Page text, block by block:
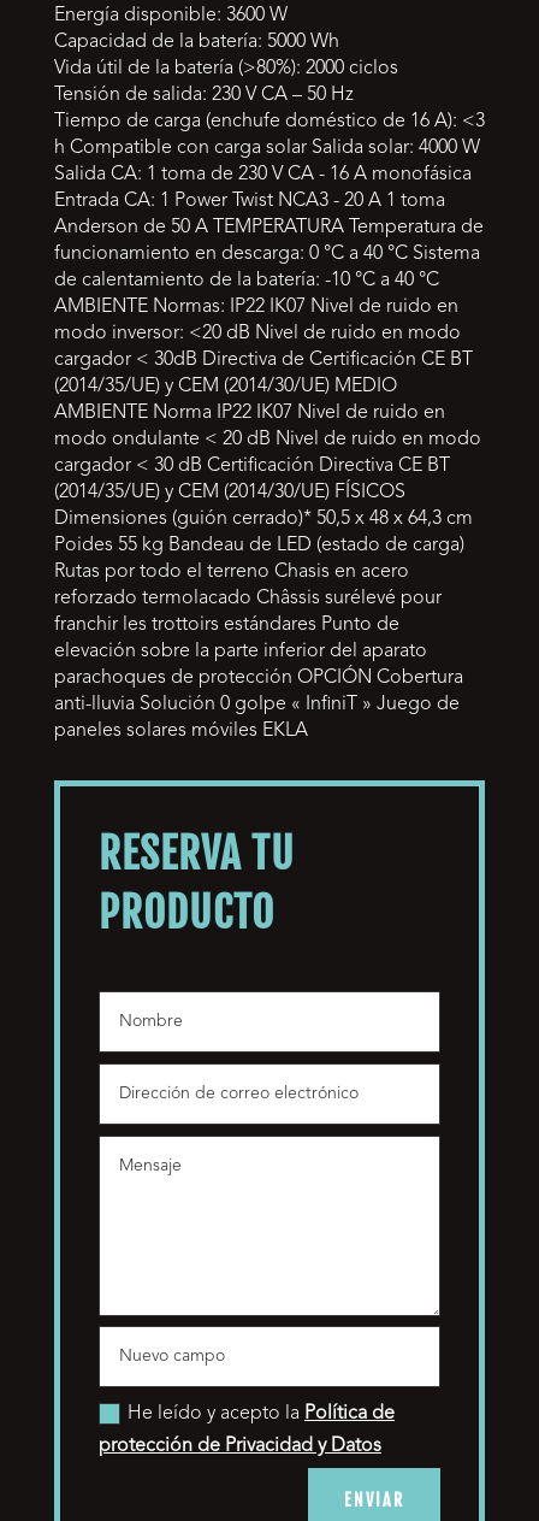
Energía disponible: 3600 W
Capacidad de la batería: 5000 Wh
Vida útil de la batería (>80%): 2000 ciclos
Tensión de salida: 230 V CA – 50 Hz
Tiempo de carga (enchufe doméstico de 16 A): <3
h Compatible con carga solar Salida solar: 4000 W
Salida CA: 1 toma de 230 V CA - 16 A monofásica
Entrada CA: 1 Power Twist NCA3 - 20 A 1 toma
Anderson de 50 A TEMPERATURA Temperatura de
funcionamiento en descarga: 0 °C a 40 °C Sistema
de calentamiento de la batería: -10 °C a 40 °C
AMBIENTE Normas: IP22 IK07 Nivel de ruido en
modo inversor: <20 dB Nivel de ruido en modo
cargador < 30dB Directiva de Certificación CE BT
(2014/35/UE) y CEM (2014/30/UE) MEDIO
AMBIENTE Norma IP22 IK07 Nivel de ruido en
modo ondulante < 20 dB Nivel de ruido en modo
cargador < 30 dB Certificación Directiva CE BT
(2014/35/UE) y CEM (2014/30/UE) FÍSICOS
Dimensiones (guión cerrado)* 50,5 x 48 x 64,3 cm
Poides 55 kg Bandeau de LED (estado de carga)
Rutas por todo el terreno Chasis en acero
reforzado termolacado Châssis surélevé pour
franchir les trottoirs estándares Punto de
elevación sobre la parte inferior del aparato
parachoques de protección OPCIÓN Cobertura
anti-lluvia Solución 0 golpe « InfiniT » Juego de
paneles solares móviles EKLA
RESERVA TU
PRODUCTO
He leído y acepto la Política de
protección de Privacidad y Datos
ENVIAR